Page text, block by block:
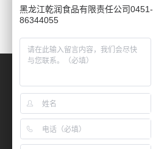
黑龙江乾润食品有限责任公司0451-
86344055